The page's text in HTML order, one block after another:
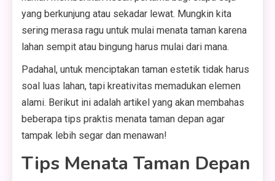
yang berkunjung atau sekadar lewat. Mungkin kita
sering merasa ragu untuk mulai menata taman karena
lahan sempit atau bingung harus mulai dari mana.
Padahal, untuk menciptakan taman estetik tidak harus
soal luas lahan, tapi kreativitas memadukan elemen
alami. Berikut ini adalah artikel yang akan membahas
beberapa tips praktis menata taman depan agar
tampak lebih segar dan menawan!
Tips Menata Taman Depan